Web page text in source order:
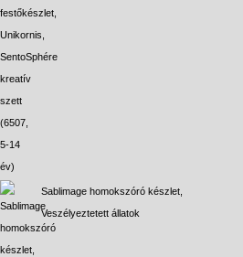
Sablimage homokszóró készlet,
Veszélyeztetett állatok